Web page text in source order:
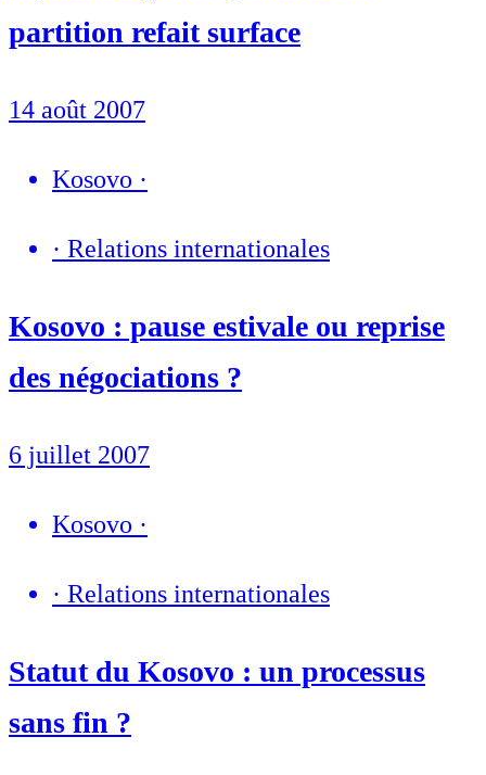
partition refait surface
14 août 2007
Kosovo ·
· Relations internationales
Kosovo : pause estivale ou reprise
des négociations ?
6 juillet 2007
Kosovo ·
· Relations internationales
Statut du Kosovo : un processus
sans fin ?